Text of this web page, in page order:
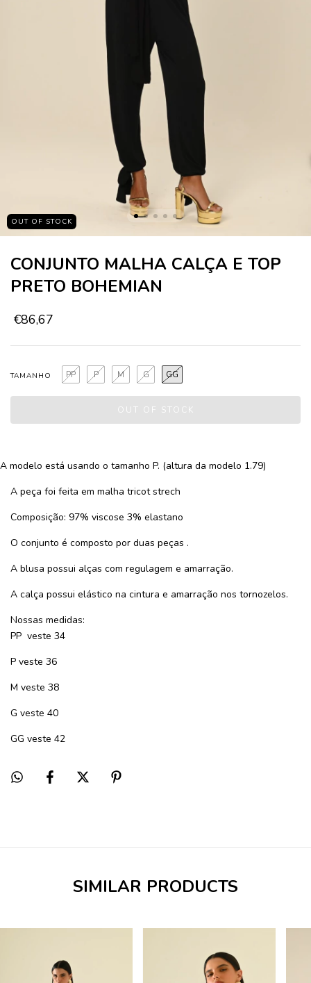
OUT OF STOCK
CONJUNTO MALHA CALÇA E TOP
PRETO BOHEMIAN
€86,67
TAMANHO GG
G
M
P
PP
A modelo está usando o tamanho P. (altura da modelo 1.79)
A peça foi feita em malha tricot strech
Composição: 97% viscose 3% elastano
O conjunto é composto por duas peças .
A blusa possui alças com regulagem e amarração.
A calça possui elástico na cintura e amarração nos tornozelos.
Nossas medidas:
PP veste 34
P veste 36
M veste 38
G veste 40
GG veste 42
SIMILAR PRODUCTS